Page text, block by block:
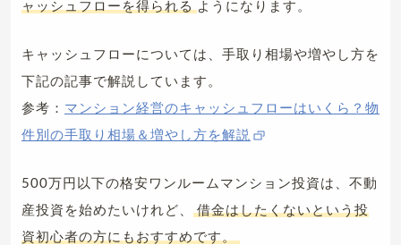
ャッシュフローを得られる ようになります。
キャッシュフローについては、手取り相場や増やし方を
下記の記事で解説しています。
参考： マンション経営のキャッシュフローはいくら？物
件別の手取り相場＆増やし方を解説
500万円以下の格安ワンルームマンション投資は、不動
産投資を始めたいけれど、
借金はしたくないという投
資初心者の方にもおすすめです。